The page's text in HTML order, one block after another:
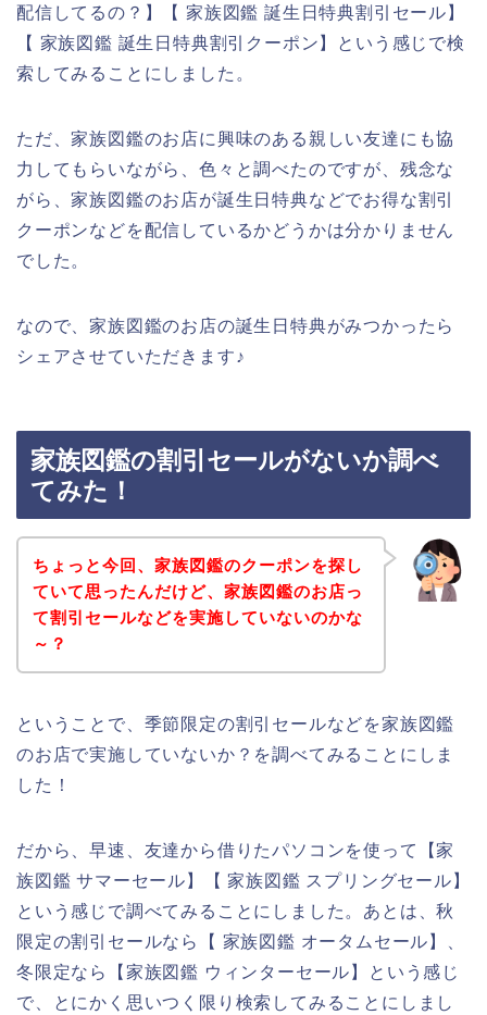
配信してるの？】【 家族図鑑 誕生日特典割引セール】
【 家族図鑑 誕生日特典割引クーポン】という感じで検
索してみることにしました。
ただ、家族図鑑のお店に興味のある親しい友達にも協
力してもらいながら、色々と調べたのですが、残念な
がら、家族図鑑のお店が誕生日特典などでお得な割引
クーポンなどを配信しているかどうかは分かりません
でした。
なので、家族図鑑のお店の誕生日特典がみつかったら
シェアさせていただきます♪
家族図鑑の割引セールがないか調べ
てみた！
ちょっと今回、家族図鑑のクーポンを探し
ていて思ったんだけど、家族図鑑のお店っ
て割引セールなどを実施していないのかな
～？
ということで、季節限定の割引セールなどを家族図鑑
のお店で実施していないか？を調べてみることにしま
した！
だから、早速、友達から借りたパソコンを使って【家
族図鑑 サマーセール】【 家族図鑑 スプリングセール】
という感じで調べてみることにしました。あとは、秋
限定の割引セールなら【 家族図鑑 オータムセール】、
冬限定なら【家族図鑑 ウィンターセール】という感じ
で、とにかく思いつく限り検索してみることにしまし